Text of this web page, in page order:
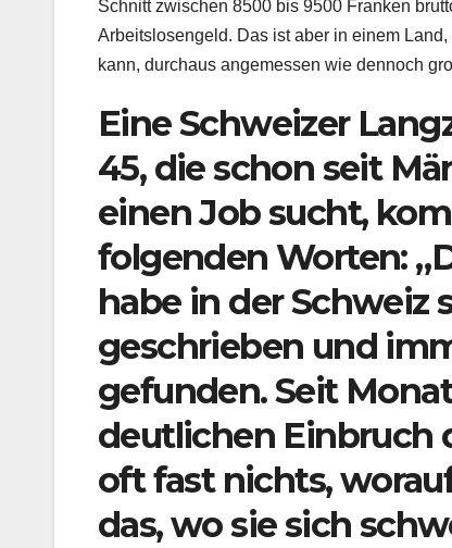
Schnitt zwischen 8500 bis 9500 Franken
Arbeitslosengeld. Das ist aber in einem
kann, durchaus angemessen wie dennoch
Eine Schweizer
45, die schon seit
einen Job sucht,
folgenden Worten:
habe in der Schweiz
geschrieben und
gefunden. Seit
deutlichen Einbruch
oft fast nichts,
das, wo sie sich